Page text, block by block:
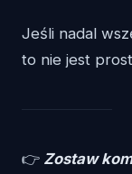
Jeśli nadal
to nie jest
👉 Zostaw